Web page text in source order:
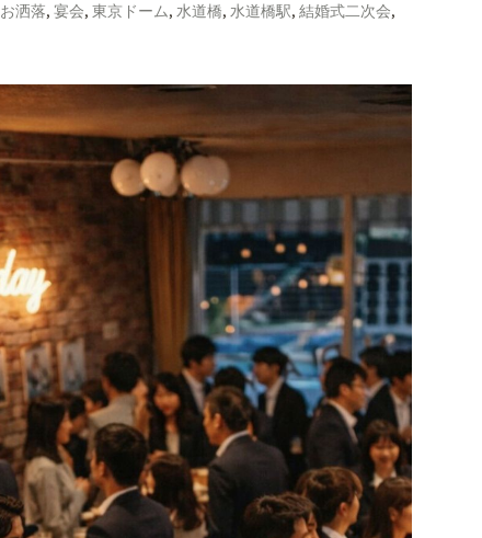
お洒落, 宴会, 東京ドーム, 水道橋, 水道橋駅, 結婚式二次会,